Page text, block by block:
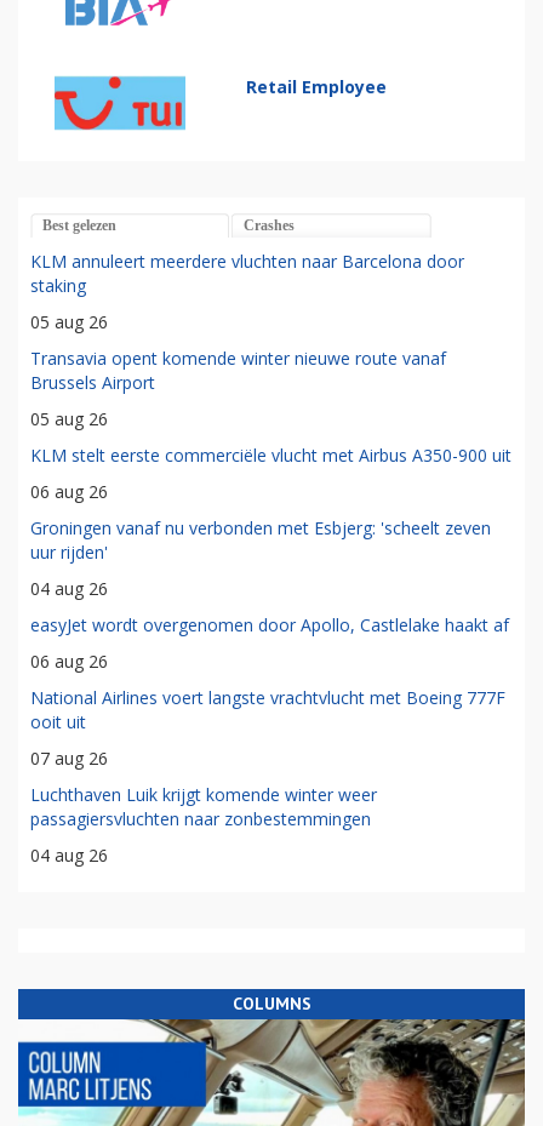
Retail Employee
Best gelezen Crashes
KLM annuleert meerdere vluchten naar Barcelona door
staking
05 aug 26
Transavia opent komende winter nieuwe route vanaf
Brussels Airport
05 aug 26
KLM stelt eerste commerciële vlucht met Airbus A350-900 uit
06 aug 26
Groningen vanaf nu verbonden met Esbjerg: 'scheelt zeven
uur rijden'
04 aug 26
easyJet wordt overgenomen door Apollo, Castlelake haakt af
06 aug 26
National Airlines voert langste vrachtvlucht met Boeing 777F
ooit uit
07 aug 26
Luchthaven Luik krijgt komende winter weer
passagiersvluchten naar zonbestemmingen
04 aug 26
COLUMNS